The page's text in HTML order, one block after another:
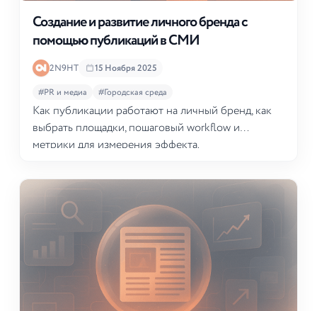
Создание и развитие личного бренда с
помощью публикаций в СМИ
2N9HT 15 Ноября 2025
#PR и медиа #Городская среда
Как публикации работают на личный бренд, как
выбрать площадки, пошаговый workflow и
метрики для измерения эффекта.